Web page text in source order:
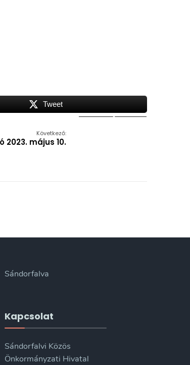
Tweet
Következő:
2023. május 10.
Sándorfalva
Kapcsolat
Sándorfalvi Közös
Önkormányzati Hivatal